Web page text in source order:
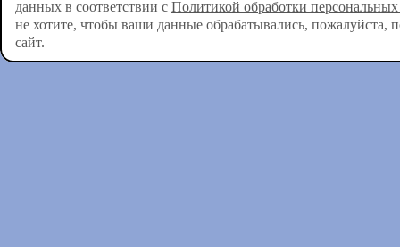
данных в соответствии с Политикой обработки
не хотите, чтобы ваши данные обрабатывались, пожалуйста,
сайт.